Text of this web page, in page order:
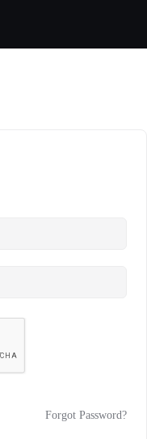
Forgot Password?